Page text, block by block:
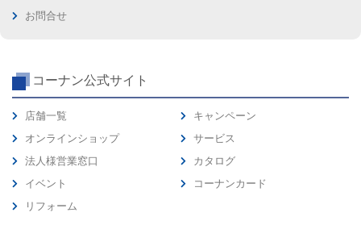
お問合せ
コーナン公式サイト
店舗一覧
オンラインショップ
法人様営業窓口
イベント
リフォーム
キャンペーン
サービス
カタログ
コーナンカード